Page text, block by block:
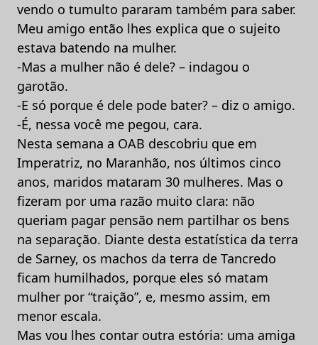
vendo o tumulto pararam também para saber.
Meu amigo então lhes explica que o sujeito
estava batendo na mulher.
-Mas a mulher não é dele? – indagou o
garotão.
-E só porque é dele pode bater? – diz o amigo.
-É, nessa você me pegou, cara.
Nesta semana a OAB descobriu que em
Imperatriz, no Maranhão, nos últimos cinco
anos, maridos mataram 30 mulheres. Mas o
fizeram por uma razão muito clara: não
queriam pagar pensão nem partilhar os bens
na separação. Diante desta estatística da terra
de Sarney, os machos da terra de Tancredo
ficam humilhados, porque eles só matam
mulher por “traição”, e, mesmo assim, em
menor escala.
Mas vou lhes contar outra estória: uma amiga